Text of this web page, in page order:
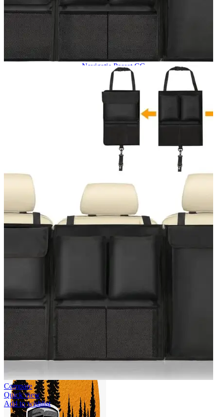
Navigație Mercedes Sprinter
Passat
Navigație Passat B5
Navigație Passat B5 5
Navigație Passat B6
Navigație Passat B7
Navigație Passat B8
Navigație Passat CC
Navigație Skoda Fabia 1
Navigație Skoda Fabia 2
Navigație Skoda Octavia 1
Navigație Skoda Octavia 2
Navigație Skoda Octavia 3
Navigație Skoda Superb 1
Navigație Skoda Superb 2
Navigație Toyota Avensis T25
Peste 450 litri
Accesorii auto masina
Accesorii Dacia Duster 3
Accesorii Duster 2
Accesorii Dacia Jogger
Parfum masina
Incalzitor diesel
Compare
Quick view
Add to wishlist